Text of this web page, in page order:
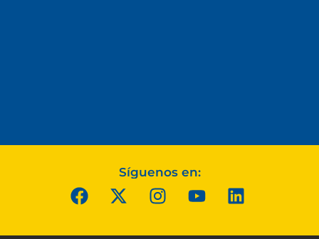
Síguenos en: